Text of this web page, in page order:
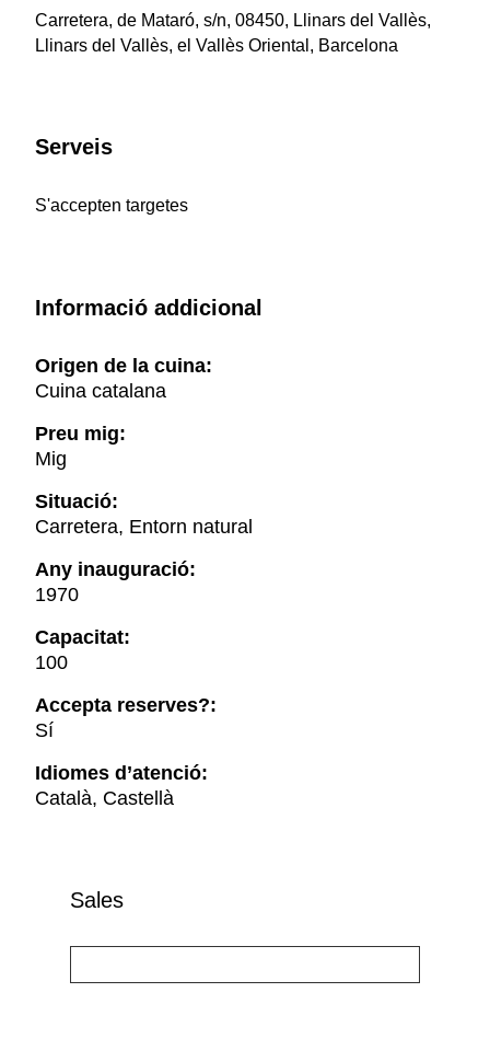
Carretera, de Mataró, s/n, 08450, Llinars del Vallès,
Llinars del Vallès, el Vallès Oriental, Barcelona
Serveis
S'accepten targetes
Informació addicional
Origen de la cuina:
Cuina catalana
Preu mig:
Mig
Situació:
Carretera, Entorn natural
Any inauguració:
1970
Capacitat:
100
Accepta reserves?:
Sí
Idiomes d’atenció:
Català, Castellà
Sales